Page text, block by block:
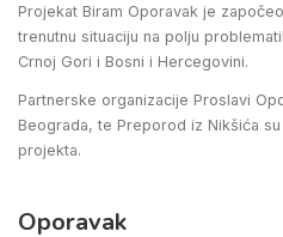
Projekat Biram Oporavak je
trenutnu situaciju na polju
Crnoj Gori i Bosni i Hercegovini.
Partnerske organizacije Proslavi
Beograda, te Preporod iz Nikšića
projekta.
Oporavak